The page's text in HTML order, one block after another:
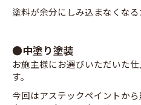
塗料が余分にしみ込まなくなる
●中塗り塗装
お施主様にお選びいただいた
す。
今回はアステックペイントか